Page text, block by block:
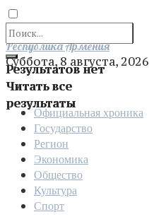
Результатов нет
Читать все
результаты
Отправить
Республика Армения
Суббота, 8 августа, 2026
Официальная хроника
Государство
Регион
Экономика
Общество
Культура
Спорт